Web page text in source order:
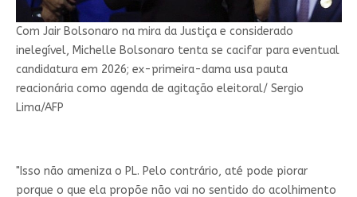
Com Jair Bolsonaro na mira da Justiça e considerado
inelegível, Michelle Bolsonaro tenta se cacifar para eventual
candidatura em 2026; ex-primeira-dama usa pauta
reacionária como agenda de agitação eleitoral/ Sergio
Lima/AFP
"Isso não ameniza o PL. Pelo contrário, até pode piorar
porque o que ela propõe não vai no sentido do acolhimento